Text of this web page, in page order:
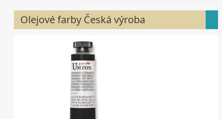
Olejové farby Česká výroba